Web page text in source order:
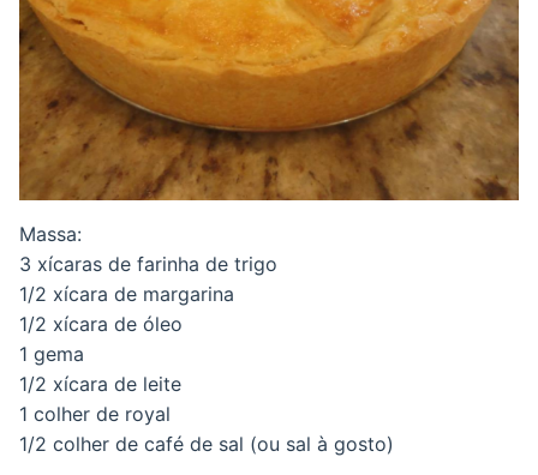
Massa:
3 xícaras de farinha de trigo
1/2 xícara de margarina
1/2 xícara de óleo
1 gema
1/2 xícara de leite
1 colher de royal
1/2 colher de café de sal (ou sal à gosto)